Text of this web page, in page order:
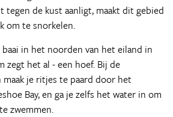
tegen de kust aanligt, maakt dit gebied
om te snorkelen.
baai in het noorden van het eiland in
zegt het al - een hoef. Bij de
maak je ritjes te paard door het
Bay, en ga je zelfs het water in om
zwemmen.